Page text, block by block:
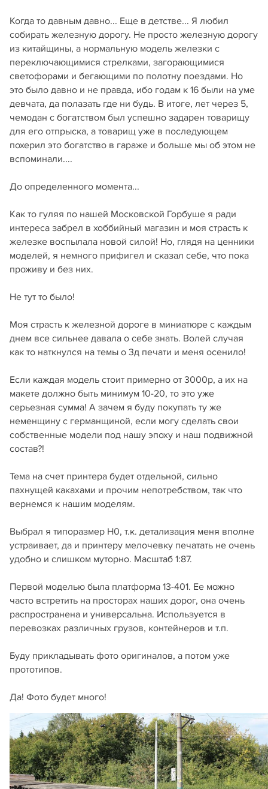
Когда то давным давно... Еще в детстве... Я любил
собирать железную дорогу. Не просто железную дорогу
из китайщины, а нормальную модель железки с
переключающимися стрелками, загорающимися
светофорами и бегающими по полотну поездами. Но
это было давно и не правда, ибо годам к 16 были на уме
девчата, да полазать где ни будь. В итоге, лет через 5,
чемодан с богатством был успешно задарен товарищу
для его отпрыска, а товарищ уже в последующем
похерил это богатство в гараже и больше мы об этом не
вспоминали....
До определенного момента...
Как то гуляя по нашей Московской Горбуше я ради
интереса забрел в хоббийный магазин и моя страсть к
железке воспылала новой силой! Но, глядя на ценники
моделей, я немного прифигел и сказал себе, что пока
проживу и без них.
Не тут то было!
Моя страсть к железной дороге в миниатюре с каждым
днем все сильнее давала о себе знать. Волей случая
как то наткнулся на темы о 3д печати и меня осенило!
Если каждая модель стоит примерно от 3000р, а их на
макете должно быть минимум 10-20, то это уже
серьезная сумма! А зачем я буду покупать ту же
неменщину с германщиной, если могу сделать свои
собственные модели под нашу эпоху и наш подвижной
состав?!
Тема на счет принтера будет отдельной, сильно
пахнущей какахами и прочим непотребством, так что
вернемся к нашим моделям.
Выбрал я типоразмер Н0, т.к. детализация меня вполне
устраивает, да и принтеру мелочевку печатать не очень
удобно и слишком муторно. Масштаб 1:87.
Первой моделью была платформа 13-401. Ее можно
часто встретить на просторах наших дорог, она очень
распространена и универсальна. Используется в
перевозках различных грузов, контейнеров и т.п.
Буду прикладывать фото оригиналов, а потом уже
прототипов.
Да! Фото будет много!